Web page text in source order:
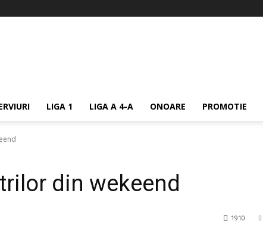
LIGA 1 LIGA A 4-A ONOARE PROMOTIE
din wekeend
1910